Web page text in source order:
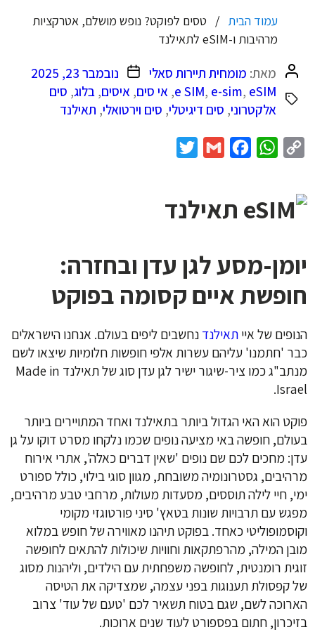
עמוד הבית
טסים לפוקט? נופש מושלם, אטרקציות
מרהיבות ו-eSIM לתאילנד
המחבר
הפוסט
מאת: מומחית תיירות סאלי תאריך
פוסט
נובמבר 23, 2025
e SIM, e-sim, eSIM
, אי סים, איסים,בלוג, סים
אלקטרוני, סים דיגיטלי, סים וירטואלי, תאילנד
Copy
WhatsApp
Facebook
Gmail
יומן-מסע לגן עדן ובחזרה:
חופשת איים קסומה בפוקט
הנופים של אייתאילנדנחשבים ליפים בעולם. אנחנו הישראלים
כבר 'חתמנו' עליהם עשרות אלפי חופשות חלומיות שיצאו לשם
מנתב"ג כמו ציר-שיגור ישיר לגן עדן
סוג של תאילנד Made in
Israel
.
פוקט הוא האי הגדול ביותר בתאילנד ואחד המתויירים ביותר
בעולם, חופשה באי מציעה נופים שכמו נלקחו מסרט דוקו על גן
עדן: מחכים לכם שם נופים 'שאין דברים כאלה', אתרי אירוח
מרהיבים, גסטרונומיה משובחת, מגוון סוגי בילוי, כולל ספורט
ימי, חיי לילה תוססים, מסעדות מעולות, מרחבי טבע מרהיבים,
מפגש עם תרבויות שונות בטאץ' סיני פורטוגזי מקומי
וקוסמופוליטי כאחד. בפוקט תיהנו מאווירה של חופש במלוא
מובן המילה, מהרפתקאות וחוויות שיכולות להתאים לחופשה
זוגית רומנטית, לחופשה משפחתית עם הילדים, וליהנות מסוג
של קפסולת תענוגות בפני עצמה, שמצדיקה את הטיסה
הארוכה לשם, שגם בטוח תשאיר לכם 'טעם של עוד' צרוב
בזיכרון, חתום בפספורט לעוד שנים ארוכות.